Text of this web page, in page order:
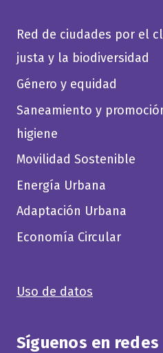
Red de ciudades por el
justa y la biodiversidad
Género y equidad
Saneamiento y
higiene
Movilidad Sostenible
Energía Urbana
Adaptación Urbana
Economía Circular
Uso de datos
Síguenos en redes